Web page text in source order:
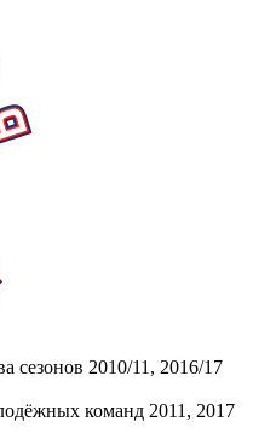
сезонов 2010/11, 2016/17
команд 2011, 2017